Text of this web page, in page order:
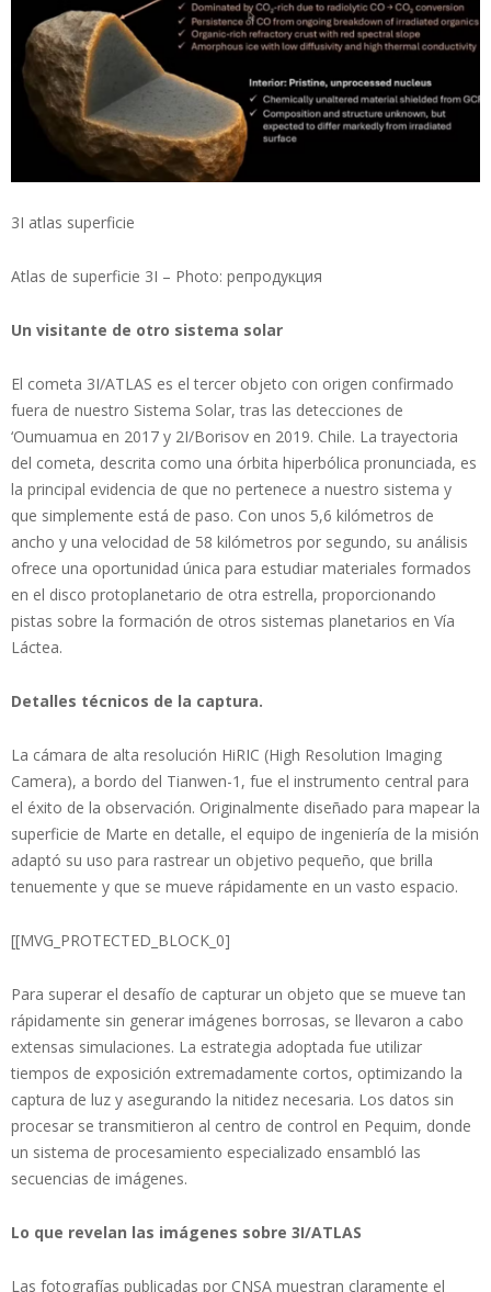
3I atlas superficie
Atlas de superficie 3I – Photo: репродукция
Un visitante de otro sistema solar
El cometa 3I/ATLAS es el tercer objeto con origen confirmado
fuera de nuestro Sistema Solar, tras las detecciones de
‘Oumuamua en 2017 y 2I/Borisov en 2019. Chile. La trayectoria
del cometa, descrita como una órbita hiperbólica pronunciada, es
la principal evidencia de que no pertenece a nuestro sistema y
que simplemente está de paso. Con unos 5,6 kilómetros de
ancho y una velocidad de 58 kilómetros por segundo, su análisis
ofrece una oportunidad única para estudiar materiales formados
en el disco protoplanetario de otra estrella, proporcionando
pistas sobre la formación de otros sistemas planetarios en Vía
Láctea.
Detalles técnicos de la captura.
La cámara de alta resolución HiRIC (High Resolution Imaging
Camera), a bordo del Tianwen-1, fue el instrumento central para
el éxito de la observación. Originalmente diseñado para mapear la
superficie de Marte en detalle, el equipo de ingeniería de la misión
adaptó su uso para rastrear un objetivo pequeño, que brilla
tenuemente y que se mueve rápidamente en un vasto espacio.
[[MVG_PROTECTED_BLOCK_0]
Para superar el desafío de capturar un objeto que se mueve tan
rápidamente sin generar imágenes borrosas, se llevaron a cabo
extensas simulaciones. La estrategia adoptada fue utilizar
tiempos de exposición extremadamente cortos, optimizando la
captura de luz y asegurando la nitidez necesaria. Los datos sin
procesar se transmitieron al centro de control en Pequim, donde
un sistema de procesamiento especializado ensambló las
secuencias de imágenes.
Lo que revelan las imágenes sobre 3I/ATLAS
Las fotografías publicadas por CNSA muestran claramente el